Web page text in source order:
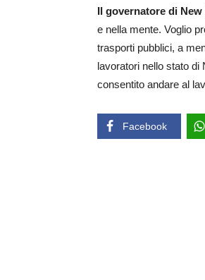
Il governatore di
e nella mente. Voglio
trasporti pubblici, a
lavoratori nello stato
consentito andare al
Facebook